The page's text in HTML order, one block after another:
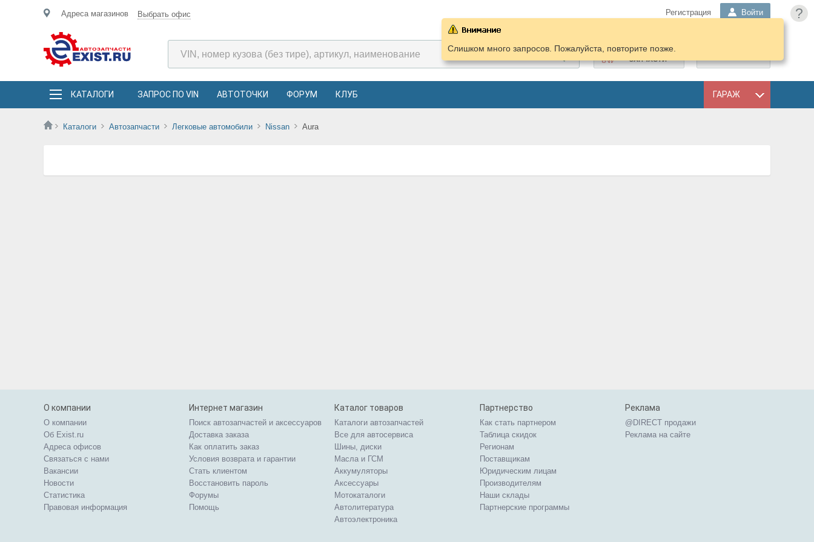
?
Адреса магазинов Выбрать офис Регистрация Войти
ПОДОБРАТЬ
ЗАПЧАСТИ
КАТАЛОГИ ЗАПРОС ПО VIN АВТОТОЧКИ ФОРУМ КЛУБ ГАРАЖ
Каталоги Автозапчасти Легковые автомобили Nissan Aura
Слишком много запросов. Пожалуйста, повторите позже.
О компании
О компании
Об Exist.ru
Адреса офисов
Связаться с нами
Вакансии
Новости
Статистика
Правовая информация
Интернет магазин
Поиск автозапчастей и аксессуаров
Доставка заказа
Как оплатить заказ
Условия возврата и гарантии
Стать клиентом
Восстановить пароль
Форумы
Помощь
Каталог товаров
Каталоги автозапчастей
Все для автосервиса
Шины, диски
Масла и ГСМ
Аккумуляторы
Аксессуары
Мотокаталоги
Автолитература
Автоэлектроника
Партнерство
Как стать партнером
Таблица скидок
Регионам
Поставщикам
Юридическим лицам
Производителям
Наши склады
Партнерские программы
Реклама
@DIRECT продажи
Реклама на сайте